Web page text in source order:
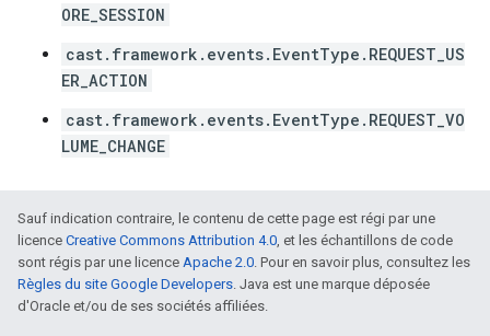
ORE_SESSION
cast.framework.events.EventType.REQUEST_US
ER_ACTION
cast.framework.events.EventType.REQUEST_VO
LUME_CHANGE
Sauf indication contraire, le contenu de cette page est régi par une
licence Creative Commons Attribution 4.0, et les échantillons de code
sont régis par une licence Apache 2.0. Pour en savoir plus, consultez les
Règles du site Google Developers. Java est une marque déposée
d'Oracle et/ou de ses sociétés affiliées.